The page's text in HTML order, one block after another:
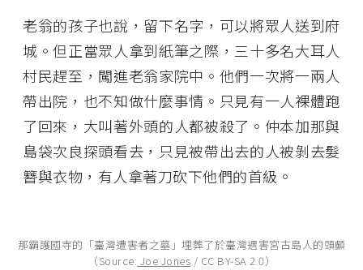
老翁的孩子也說，留下名字，可以將眾人送到府
城。但正當眾人拿到紙筆之際，三十多名大耳人
村民趕至，闖進老翁家院中。他們一次將一兩人
帶出院，也不知做什麼事情。只見有一人裸體跑
了回來，大叫著外頭的人都被殺了。仲本加那與
島袋次良探頭看去，只見被帶出去的人被剝去髮
簪與衣物，有人拿著刀砍下他們的首級。
那霸護國寺的「臺灣遭害者之墓」埋葬了於臺灣遇害宮古島人的頭顱
（Source: Joe Jones / CC BY-SA 2.0）